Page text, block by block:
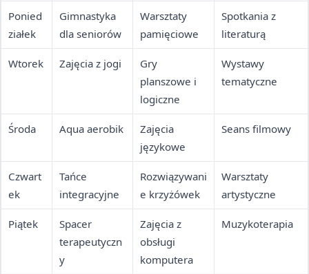
Ponied
ziałek
Gimnastyka
dla seniorów
Warsztaty
pamięciowe
Spotkania z
literaturą
Wtorek Zajęcia z jogi
Gry
planszowe i
logiczne
Wystawy
tematyczne
Środa Aqua aerobik
Zajęcia
językowe
Seans filmowy
Czwart
ek
Tańce
integracyjne
Rozwiązywani
e krzyżówek
Warsztaty
artystyczne
Piątek
Spacer
terapeutyczn
y
Zajęcia z
obsługi
komputera
Muzykoterapia